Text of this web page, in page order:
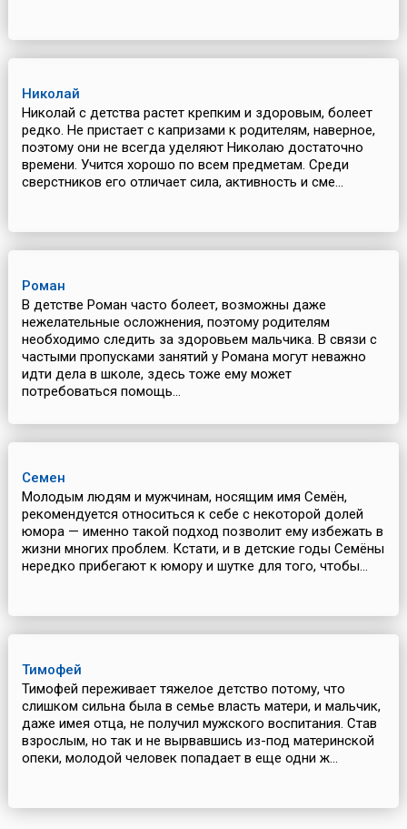
Николай
Николай с детства растет крепким и здоровым, болеет
редко. Не пристает с капризами к родителям, наверное,
поэтому они не всегда уделяют Николаю достаточно
времени. Учится хорошо по всем предметам. Среди
сверстников его отличает сила, активность и сме...
Роман
В детстве Роман часто болеет, возможны даже
нежелательные осложнения, поэтому родителям
необходимо следить за здоровьем мальчика. В связи с
частыми пропусками занятий у Романа могут неважно
идти дела в школе, здесь тоже ему может
потребоваться помощь...
Семен
Молодым людям и мужчинам, носящим имя Семён,
рекомендуется относиться к себе с некоторой долей
юмора — именно такой подход позволит ему избежать в
жизни многих проблем. Кстати, и в детские годы Семёны
нередко прибегают к юмору и шутке для того, чтобы...
Тимофей
Тимофей переживает тяжелое детство потому, что
слишком сильна была в семье власть матери, и мальчик,
даже имея отца, не получил мужского воспитания. Став
взрослым, но так и не вырвавшись из-под материнской
опеки, молодой человек попадает в еще одни ж...